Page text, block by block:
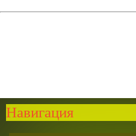
Навигация